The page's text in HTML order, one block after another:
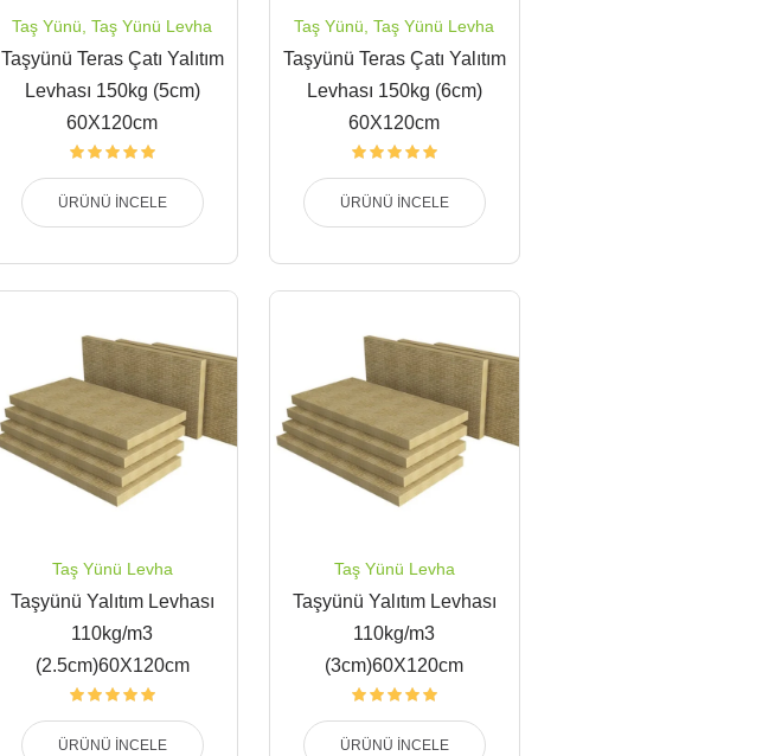
Taş Yünü ,Taş Yünü Levha
Taşyünü Teras Çatı Yalıtım
Levhası 150kg (5cm)
60X120cm
ÜRÜNÜ İNCELE
Taş Yünü ,Taş Yünü Levha
Taşyünü Teras Çatı Yalıtım
Levhası 150kg (6cm)
60X120cm
ÜRÜNÜ İNCELE
Taş Yünü Levha
Taşyünü Yalıtım Levhası
110kg/m3
(2.5cm)60X120cm
ÜRÜNÜ İNCELE
Taş Yünü Levha
Taşyünü Yalıtım Levhası
110kg/m3
(3cm)60X120cm
ÜRÜNÜ İNCELE